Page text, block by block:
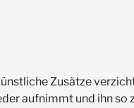
Zusätze
aufnimmt und ihn so